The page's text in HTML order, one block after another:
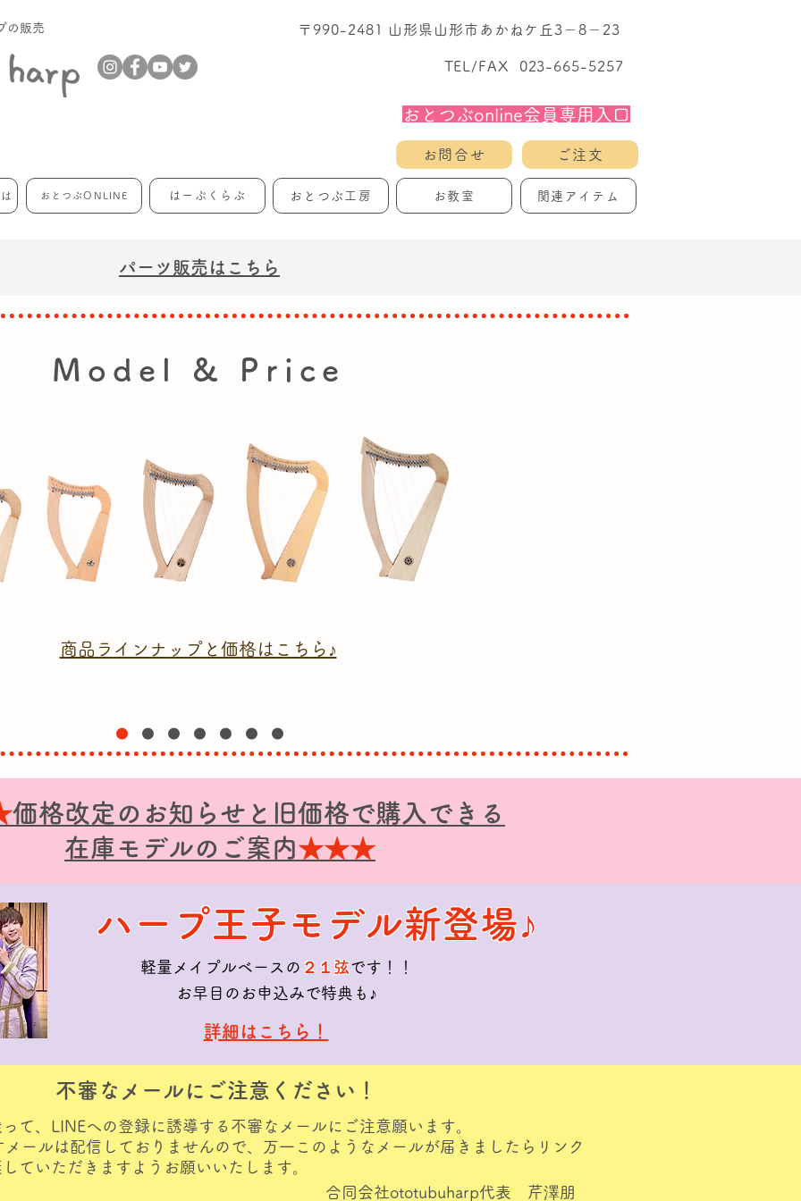
の販売 〒990-2481 山形県山形市あかねケ丘3－8－23
TEL/FAX 023-665-5257
おとつぶonline会員専用入口
お問合せ ご注文
おとつぶONLINE はーぷくらぶ おとつぶ工房 お教室 関連アイテム
パーツ販売はこちら
Model & Price
商品ラインナップと価格はこちら♪
価格改定のお知らせと旧価格で購入できる
在庫モデルのご案内★★★
ハープ王子モデル新登場♪
​軽量メイプルベースの ２１弦です！！
お早目のお申込みで特典も♪
​詳細はこちら！
不審なメールにご注意ください！
て、LINEへの登録に誘導する不審なメールにご注意願います。
ールは配信しておりませんので、万一このようなメールが届きましたらリンク
ていただきますようお願いいたします。
合同会社ototubuharp代表 芹澤朋